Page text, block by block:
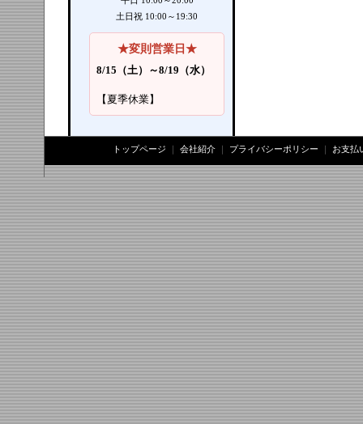
土日祝 10:00～19:30
★変則営業日★
8/15（土）～8/19（水）
【夏季休業】
トップページ 会社紹介 プライバシーポリシー お支払